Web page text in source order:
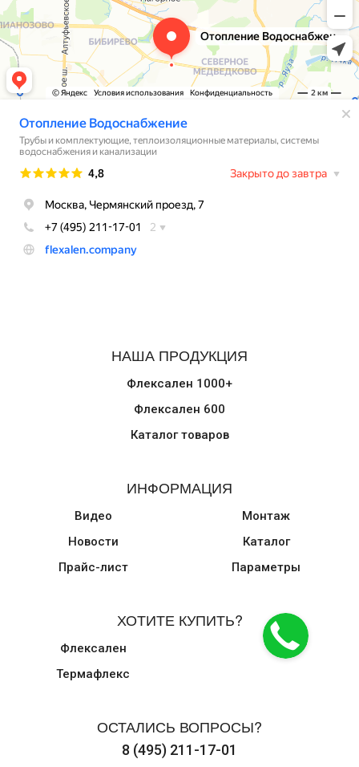
НАША ПРОДУКЦИЯ
Флексален 1000+
Флексален 600
Каталог товаров
ИНФОРМАЦИЯ
Видео
Новости
Прайс-лист
Монтаж
Каталог
Параметры
ХОТИТЕ КУПИТЬ?
Флексален
Термафлекс
ОСТАЛИСЬ ВОПРОСЫ?
8 (495) 211-17-01